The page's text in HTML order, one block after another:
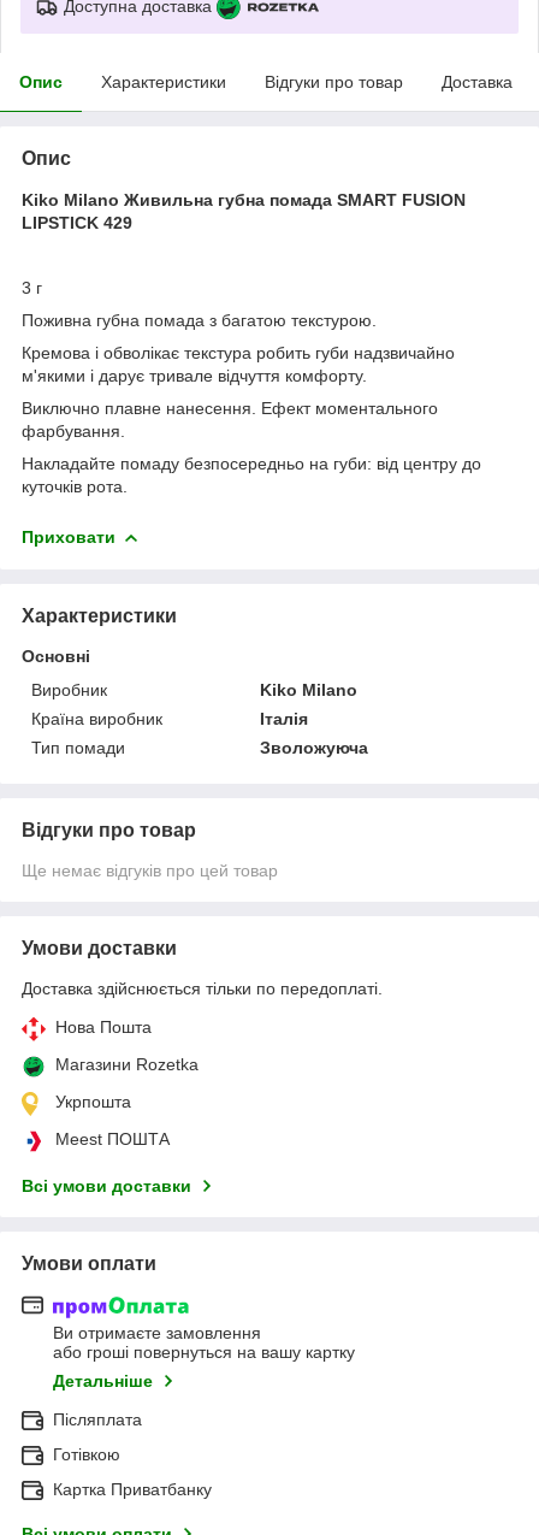
Доступна доставка
Опис Характеристики Відгуки про товар Доставка
Опис
Kiko Milano Живильна губна помада SMART FUSION
LIPSTICK 429
3 г
Поживна губна помада з багатою текстурою.
Кремова і обволікає текстура робить губи надзвичайно
м'якими і дарує тривале відчуття комфорту.
Виключно плавне нанесення. Ефект моментального
фарбування.
Накладайте помаду безпосередньо на губи: від центру до
куточків рота.
Приховати
Характеристики
Основні
Виробник
Kiko Milano
Країна виробник
Італія
Тип помади
Зволожуюча
Відгуки про товар
Ще немає відгуків про цей товар
Умови доставки
Доставка здійснюється тільки по передоплаті.
Нова Пошта
Магазини Rozetka
Укрпошта
Meest ПОШТА
Всі умови доставки
Умови оплати
Ви отримаєте замовлення
або гроші повернуться на вашу картку
Детальніше
Післяплата
Готівкою
Картка Приватбанку